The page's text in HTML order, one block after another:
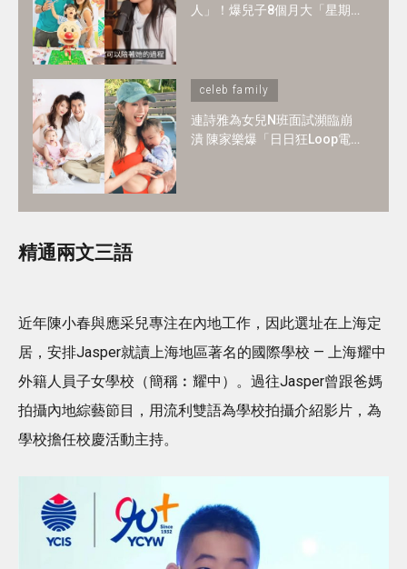
人」！爆兒子8個月大「星期
celeb family
連詩雅為女兒N班面試瀕臨崩
潰 陳家樂爆「日日狂Loop電
精通兩文三語
近年陳小春與應采兒專注在內地工作，因此選址在上海定
居，安排Jasper就讀上海地區著名的國際學校 — 上海耀中
外籍人員子女學校（簡稱︰耀中）。過往Jasper曾跟爸媽
拍攝內地綜藝節目，用流利雙語為學校拍攝介紹影片，為
學校擔任校慶活動主持。